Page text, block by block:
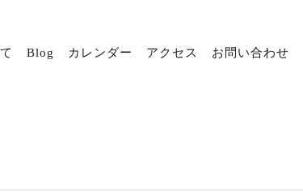
Blog カレンダー アクセス お問い合わせ